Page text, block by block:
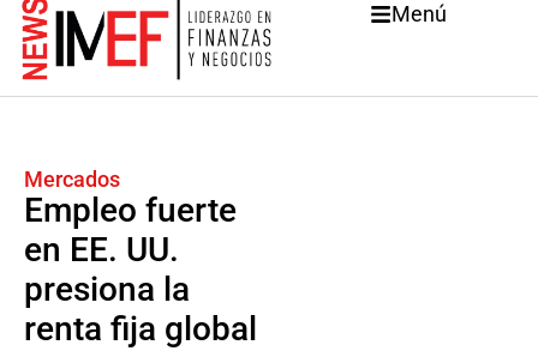
Menú
Mercados
Empleo fuerte
en EE. UU.
presiona la
renta fija global